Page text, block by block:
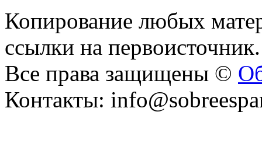
Копирование любых
ссылки на первоисточник.
Все права защищены ©
Контакты: